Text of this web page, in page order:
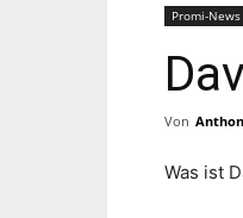
Promi-News
Von
Was ist